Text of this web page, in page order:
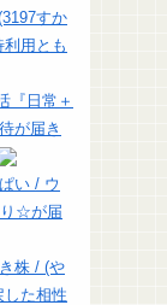
すか
用とも
『日常＋
が届き
い / ウ
☆が届
株 / (や
した相性